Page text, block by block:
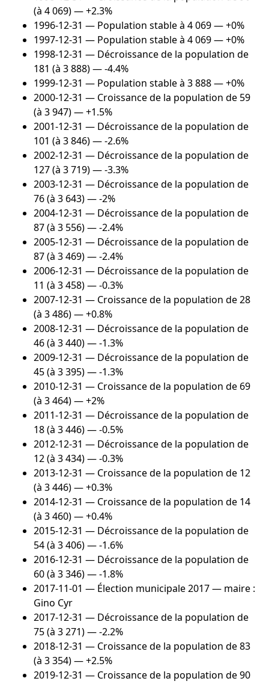
(à 4 069) — +2.3%
1996-12-31 — Population stable à 4 069 — +0%
1997-12-31 — Population stable à 4 069 — +0%
1998-12-31 — Décroissance de la population de
181 (à 3 888) — -4.4%
1999-12-31 — Population stable à 3 888 — +0%
2000-12-31 — Croissance de la population de 59
(à 3 947) — +1.5%
2001-12-31 — Décroissance de la population de
101 (à 3 846) — -2.6%
2002-12-31 — Décroissance de la population de
127 (à 3 719) — -3.3%
2003-12-31 — Décroissance de la population de
76 (à 3 643) — -2%
2004-12-31 — Décroissance de la population de
87 (à 3 556) — -2.4%
2005-12-31 — Décroissance de la population de
87 (à 3 469) — -2.4%
2006-12-31 — Décroissance de la population de
11 (à 3 458) — -0.3%
2007-12-31 — Croissance de la population de 28
(à 3 486) — +0.8%
2008-12-31 — Décroissance de la population de
46 (à 3 440) — -1.3%
2009-12-31 — Décroissance de la population de
45 (à 3 395) — -1.3%
2010-12-31 — Croissance de la population de 69
(à 3 464) — +2%
2011-12-31 — Décroissance de la population de
18 (à 3 446) — -0.5%
2012-12-31 — Décroissance de la population de
12 (à 3 434) — -0.3%
2013-12-31 — Croissance de la population de 12
(à 3 446) — +0.3%
2014-12-31 — Croissance de la population de 14
(à 3 460) — +0.4%
2015-12-31 — Décroissance de la population de
54 (à 3 406) — -1.6%
2016-12-31 — Décroissance de la population de
60 (à 3 346) — -1.8%
2017-11-01 — Élection municipale 2017 — maire :
Gino Cyr
2017-12-31 — Décroissance de la population de
75 (à 3 271) — -2.2%
2018-12-31 — Croissance de la population de 83
(à 3 354) — +2.5%
2019-12-31 — Croissance de la population de 90